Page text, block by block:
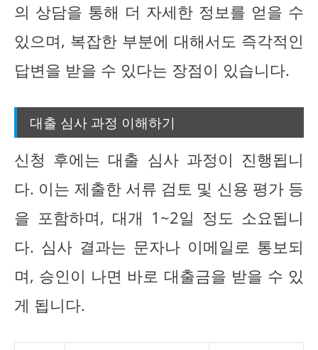
의 상담을 통해 더 자세한 정보를 얻을 수
있으며, 복잡한 부분에 대해서도 즉각적인
답변을 받을 수 있다는 장점이 있습니다.
대출 심사 과정 이해하기
신청 후에는 대출 심사 과정이 진행됩니
다. 이는 제출한 서류 검토 및 신용 평가 등
을 포함하며, 대개 1~2일 정도 소요됩니
다. 심사 결과는 문자나 이메일로 통보되
며, 승인이 나면 바로 대출금을 받을 수 있
게 됩니다.